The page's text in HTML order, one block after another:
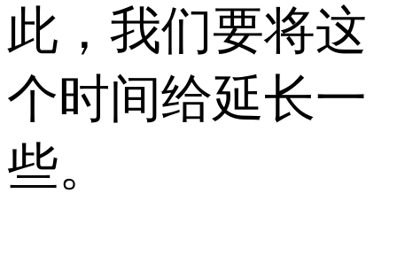
此，我们要将这
个时间给延长一
些。